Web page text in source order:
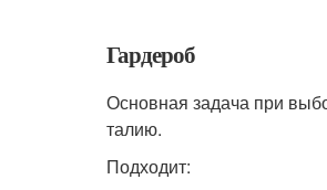
Гардероб
Основная задача при
талию.
Подходит: